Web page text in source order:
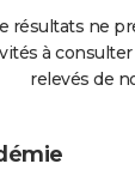
résultats ne
à
relevés de